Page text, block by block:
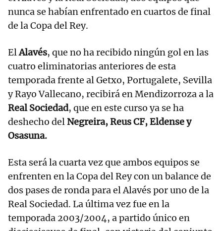
nunca se habían enfrentado en cuartos de final
de la Copa del Rey.
ElAlavés, que no ha recibido ningún gol en las
cuatro eliminatorias anteriores de esta
temporada frente al Getxo, Portugalete, Sevilla
y Rayo Vallecano, recibirá en Mendizorroza a la
Real Sociedad, que en este curso ya se ha
deshecho del Negreira, Reus CF, Eldense y
Osasuna.
Esta será la cuarta vez que ambos equipos se
enfrenten en la Copa del Rey con un balance de
dos pases de ronda para el Alavés por uno de la
Real Sociedad. La última vez fue en la
temporada 2003/2004, a partido único en